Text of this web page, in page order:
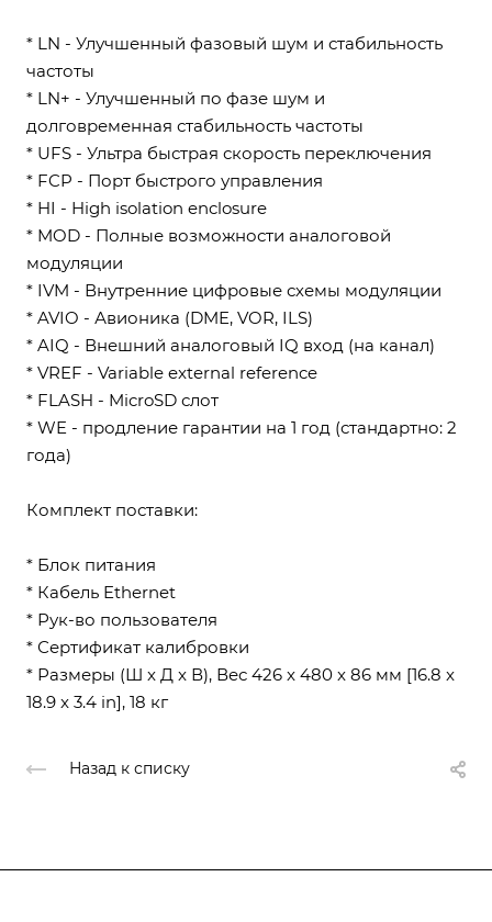
* LN - Улучшенный фазовый шум и стабильность
частоты
* LN+ - Улучшенный по фазе шум и
долговременная стабильность частоты
* UFS - Ультра быстрая скорость переключения
* FCP - Порт быстрого управления
* HI - High isolation enclosure
* MOD - Полные возможности аналоговой
модуляции
* IVM - Внутренние цифровые схемы модуляции
* AVIO - Авионика (DME, VOR, ILS)
* AIQ - Внешний аналоговый IQ вход (на канал)
* VREF - Variable external reference
* FLASH - MicroSD слот
* WE - продление гарантии на 1 год (стандартно: 2
года)
Комплект поставки:
* Блок питания
* Кабель Ethernet
* Рук-во пользователя
* Сертификат калибровки
* Размеры (Ш x Д x В), Вес 426 x 480 x 86 мм [16.8 x
18.9 x 3.4 in], 18 кг
Назад к списку